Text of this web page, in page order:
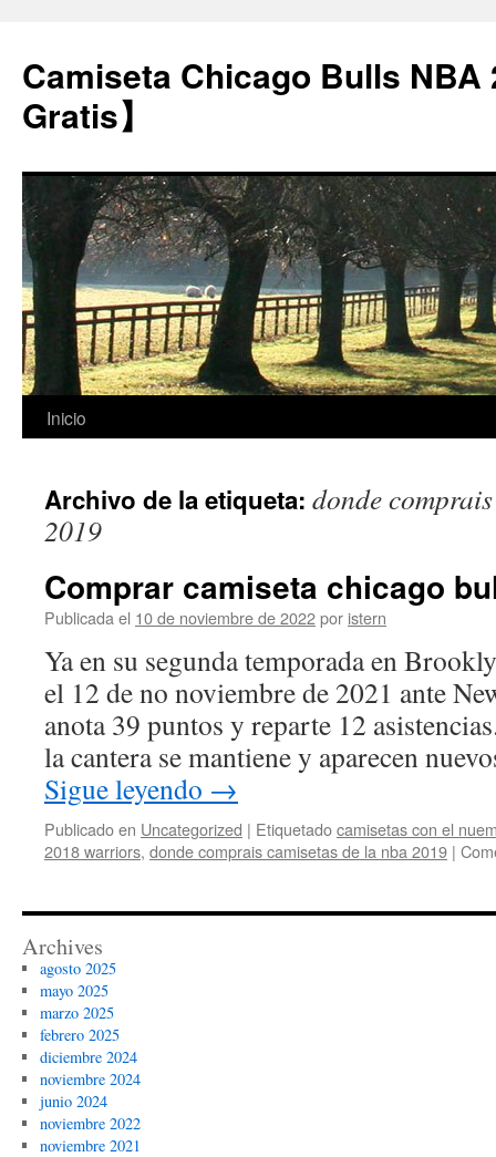
Camiseta Chicago Bulls NBA
Gratis】
Saltar
contenido
Inicio
Archivo de la etiqueta: donde
2019
Comprar camiseta chicago
Publicada el 10 de noviembre de 2022por istern
Ya en su segunda temporada en
el 12 de no noviembre de 2021 ante
anota 39 puntos y reparte 12
la cantera se mantiene y aparecen
Sigue leyendo →
Publicado en Uncategorized | Etiquetadocamisetas con el
2018 warriors, donde comprais camisetas de la nba 2019 |
Archives
agosto 2025
mayo 2025
marzo 2025
febrero 2025
diciembre 2024
noviembre 2024
junio 2024
noviembre 2022
noviembre 2021